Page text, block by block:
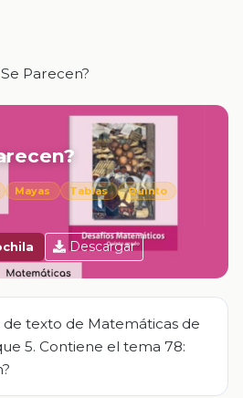
Parecen?
Mayas Tablas
Quinto
Descargar
texto de Matemáticas de
5. Contiene el tema 78: